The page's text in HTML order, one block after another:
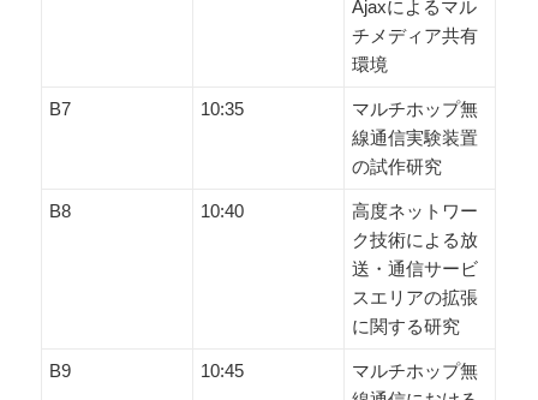
Ajaxによるマル
チメディア共有
環境
B7 10:35
マルチホップ無
線通信実験装置
の試作研究
B8 10:40
高度ネットワー
ク技術による放
送・通信サービ
スエリアの拡張
に関する研究
B9 10:45
マルチホップ無